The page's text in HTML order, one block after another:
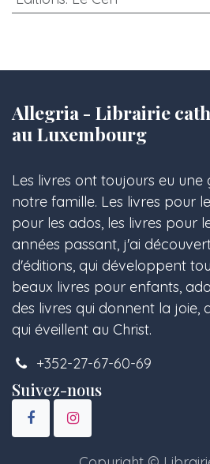
Allegria - Librairie
au Luxembourg
Les livres ont toujours eu
notre famille. Les livres pour
pour les ados, les livres pour
années passant, j'ai
d'éditions, qui développent
beaux livres pour enfants,
des livres qui donnent la joie,
qui éveillent au Christ.
+352-27-67-60-69
Suivez-nous